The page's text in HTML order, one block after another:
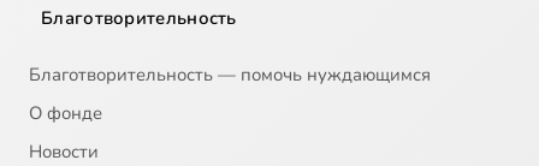
Благотворительность
Благотворительность — помочь нуждающимся
О фонде
Новости